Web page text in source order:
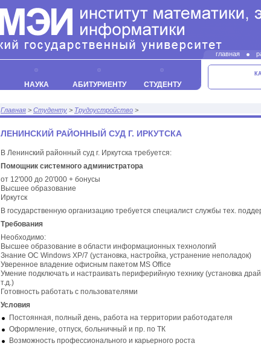
главная
НАУКА АБИТУРИЕНТУ СТУДЕНТУ
Главная > Студенту > Трудоустройство >
ЛЕНИНСКИЙ РАЙОННЫЙ СУД Г. ИРКУТСКА
В Ленинский районный суд г. Иркутска требуется:
Помощник системного администратора
от 12'000 до 20'000 + бонусы
Высшее образование
Иркутск
В государственную организацию требуется специалист службы тех.
Требования
Необходимо:
Высшее образование в области информационных технологий
Знание ОС Windows XP/7 (установка, настройка, устранение неполадок)
Уверенное владение офисным пакетом MS Office
Умение подключать и настраивать периферийную технику (установка
т.д.)
Готовность работать с пользователями
Условия
Постоянная, полный день, работа на территории работодателя
Оформление, отпуск, больничный и пр. по ТК
Возможность профессионального и карьерного роста